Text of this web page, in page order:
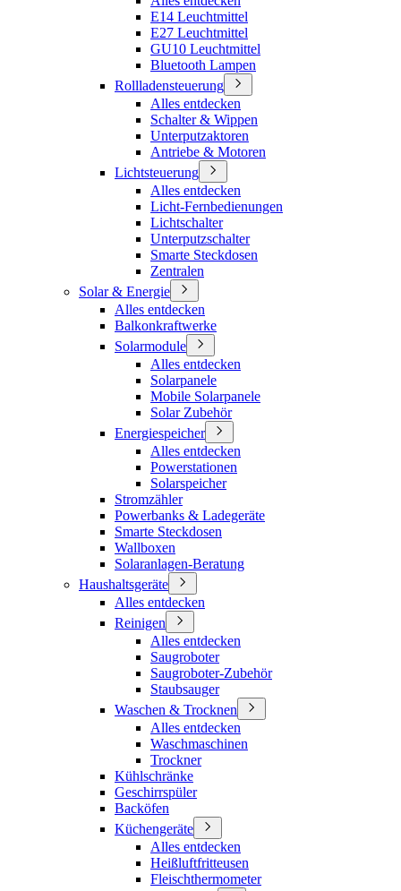
E14 Leuchtmittel
E27 Leuchtmittel
GU10 Leuchtmittel
Bluetooth Lampen
Rollladensteuerung
Alles entdecken
Schalter & Wippen
Unterputzaktoren
Antriebe & Motoren
Lichtsteuerung
Alles entdecken
Licht-Fernbedienungen
Lichtschalter
Unterputzschalter
Smarte Steckdosen
Zentralen
Solar & Energie
Alles entdecken
Balkonkraftwerke
Solarmodule
Alles entdecken
Solarpanele
Mobile Solarpanele
Solar Zubehör
Energiespeicher
Alles entdecken
Powerstationen
Solarspeicher
Stromzähler
Powerbanks & Ladegeräte
Smarte Steckdosen
Wallboxen
Solaranlagen-Beratung
Haushaltsgeräte
Alles entdecken
Reinigen
Alles entdecken
Saugroboter
Saugroboter-Zubehör
Staubsauger
Waschen & Trocknen
Alles entdecken
Waschmaschinen
Trockner
Kühlschränke
Geschirrspüler
Backöfen
Küchengeräte
Alles entdecken
Heißluftfritteusen
Fleischthermometer